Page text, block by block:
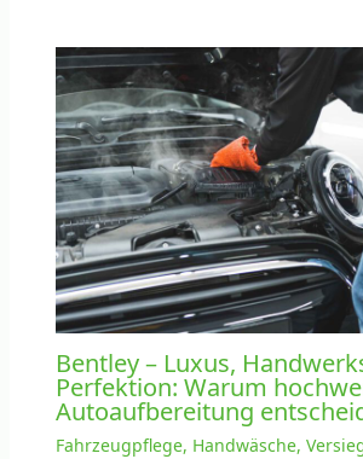
Bentley – Luxus,
Perfektion: Warum
Autoaufbereitung
Fahrzeugpflege, Handwäsche,